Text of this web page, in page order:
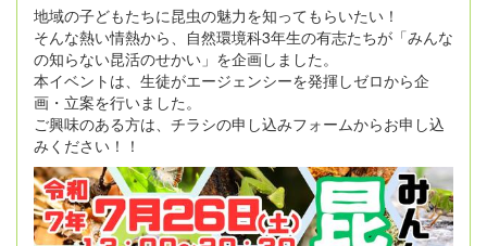
地域の子どもたちに昆虫の魅力を知ってもらいたい！
そんな熱い情熱から、自然環境科3年生の有志たちが「みんな
の知らない昆活のせかい」を企画しました。
本イベントは、生徒がエージェンシーを発揮しゼロから企
画・立案を行いました。
ご興味のある方は、チラシの申し込みフォームからお申し込
みください！！